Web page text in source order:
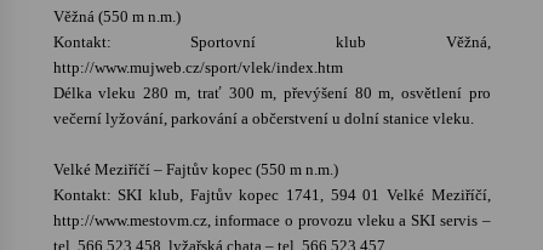
Věžná (550 m n.m.)
Kontakt: Sportovní klub Věžná,
http://www.mujweb.cz/sport/vlek/index.htm
Délka vleku 280 m, trať 300 m, převýšení 80 m, osvětlení pro
večerní lyžování, parkování a občerstvení u dolní stanice vleku.
Velké Meziříčí – Fajtův kopec (550 m n.m.)
Kontakt: SKI klub, Fajtův kopec 1741, 594 01 Velké Meziříčí,
http://www.mestovm.cz, informace o provozu vleku a SKI servis –
tel. 566 523 458, lyžařská chata – tel. 566 523 457